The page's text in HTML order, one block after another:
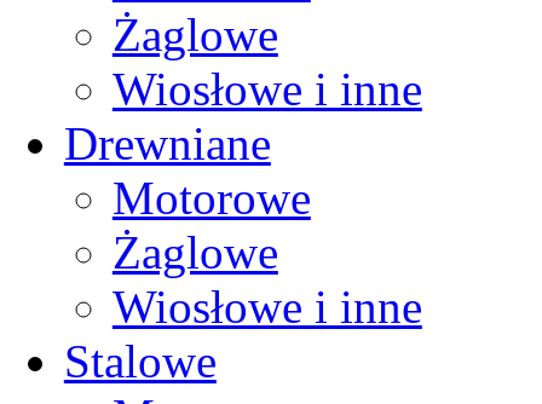
Żaglowe
Wiosłowe i inne
Drewniane
Motorowe
Żaglowe
Wiosłowe i inne
Stalowe